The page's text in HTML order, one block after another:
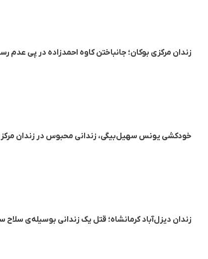
زندان مرکزی بوکان؛ جانباختن کاوە احمدزادە در پی عدم
خودکشی یونس سهیل‌بیگی، زندانی محبوس در زندان
زندان دیزل‌آباد کرمانشاه؛ قتل یک زندانی بوسیلەی سلاح